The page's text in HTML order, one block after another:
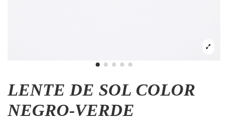
LENTE DE SOL COLOR
NEGRO-VERDE